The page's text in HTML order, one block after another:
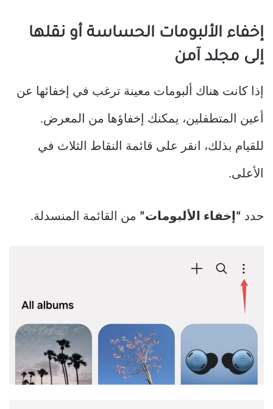
إخفاء الألبومات الحساسة أو نقلها
إلى مجلد آمن
إذا كانت هناك ألبومات معينة ترغب في إخفائها عن
أعين المتطفلين، يمكنك إخفاؤها من المعرض.
للقيام بذلك، انقر على قائمة النقاط الثلاث في
الأعلى.
حدد “إخفاء الألبومات” من القائمة المنسدلة.